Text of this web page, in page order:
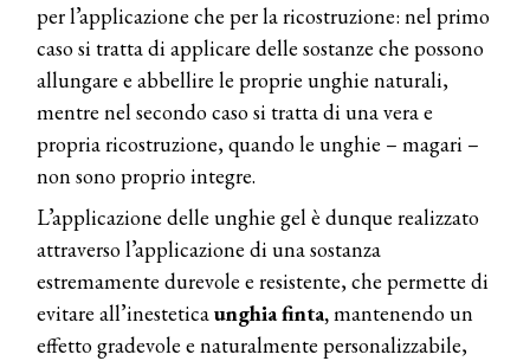
per l’applicazione che per la ricostruzione: nel primo
caso si tratta di applicare delle sostanze che possono
allungare e abbellire le proprie unghie naturali,
mentre nel secondo caso si tratta di una vera e
propria ricostruzione, quando le unghie – magari –
non sono proprio integre.
L’applicazione delle unghie gel è dunque realizzato
attraverso l’applicazione di una sostanza
estremamente durevole e resistente, che permette di
evitare all’inesteticaunghia finta,mantenendo un
effetto gradevole e naturalmente personalizzabile,